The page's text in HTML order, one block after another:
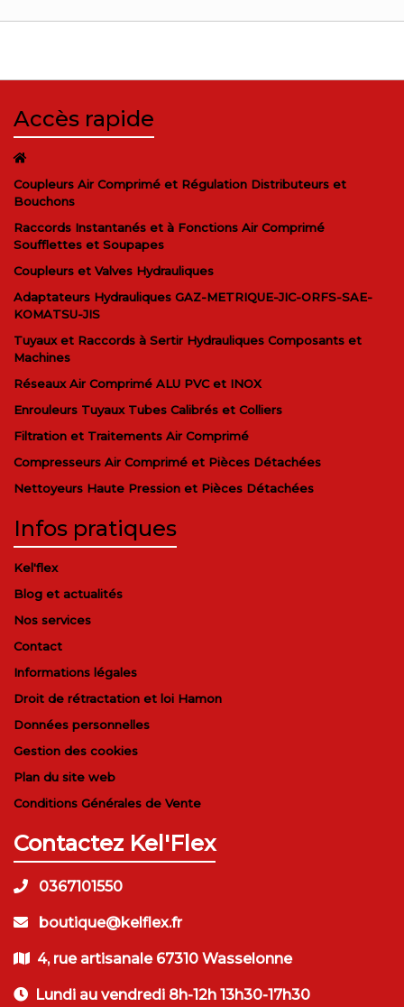
Accès rapide
Coupleurs Air Comprimé et Régulation Distributeurs et
Bouchons
Raccords Instantanés et à Fonctions Air Comprimé
Soufflettes et Soupapes
Coupleurs et Valves Hydrauliques
Adaptateurs Hydrauliques GAZ-METRIQUE-JIC-ORFS-SAE-
KOMATSU-JIS
Tuyaux et Raccords à Sertir Hydrauliques Composants et
Machines
Réseaux Air Comprimé ALU PVC et INOX
Enrouleurs Tuyaux Tubes Calibrés et Colliers
Filtration et Traitements Air Comprimé
Compresseurs Air Comprimé et Pièces Détachées
Nettoyeurs Haute Pression et Pièces Détachées
Infos pratiques
Kel'flex
Blog et actualités
Nos services
Contact
Informations légales
Droit de rétractation et loi Hamon
Données personnelles
Gestion des cookies
Plan du site web
Conditions Générales de Vente
Contactez Kel'Flex
0367101550
boutique@kelflex.fr
4, rue artisanale 67310 Wasselonne
Lundi au vendredi 8h-12h 13h30-17h30